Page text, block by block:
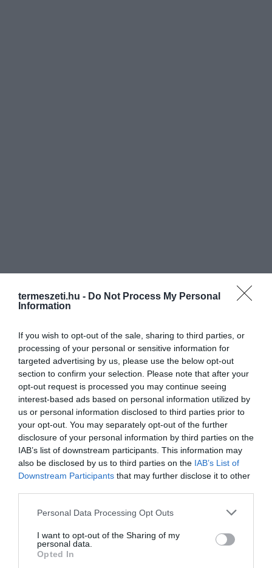
termeszeti.hu - Do Not Process My Personal
Information
If you wish to opt-out of the sale, sharing to third parties, or
processing of your personal or sensitive information for
targeted advertising by us, please use the below opt-out
section to confirm your selection. Please note that after your
opt-out request is processed you may continue seeing
interest-based ads based on personal information utilized by
us or personal information disclosed to third parties prior to
your opt-out. You may separately opt-out of the further
disclosure of your personal information by third parties on the
IAB’s list of downstream participants. This information may
also be disclosed by us to third parties on the IAB’s List of
Downstream Participants that may further disclose it to other
Please note that this website/app uses one or more Google
not limited to your visit or usage behaviour. You may click to
grant or deny consent to Google and its third-party tags to
use your data for below specified purposes in below Google
Personal Data Processing Opt Outs
I want to opt-out of the Sharing of my
personal data.
Opted In